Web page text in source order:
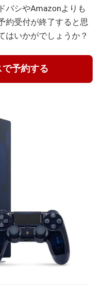
バシやAmazonよりも
約受付が終了すると思
はいかがでしょうか？
予約する